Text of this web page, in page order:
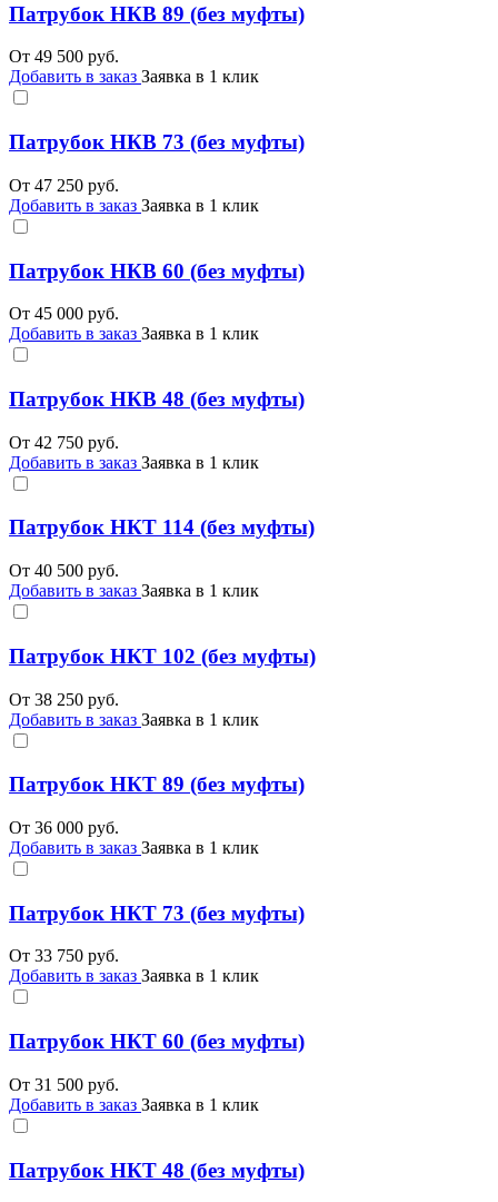
Патрубок НКВ 89 (без муфты)
От 49 500 руб.
Добавить в заказ Заявка в 1 клик
Патрубок НКВ 73 (без муфты)
От 47 250 руб.
Добавить в заказ Заявка в 1 клик
Патрубок НКВ 60 (без муфты)
От 45 000 руб.
Добавить в заказ Заявка в 1 клик
Патрубок НКВ 48 (без муфты)
От 42 750 руб.
Добавить в заказ Заявка в 1 клик
Патрубок НКТ 114 (без муфты)
От 40 500 руб.
Добавить в заказ Заявка в 1 клик
Патрубок НКТ 102 (без муфты)
От 38 250 руб.
Добавить в заказ Заявка в 1 клик
Патрубок НКТ 89 (без муфты)
От 36 000 руб.
Добавить в заказ Заявка в 1 клик
Патрубок НКТ 73 (без муфты)
От 33 750 руб.
Добавить в заказ Заявка в 1 клик
Патрубок НКТ 60 (без муфты)
От 31 500 руб.
Добавить в заказ Заявка в 1 клик
Патрубок НКТ 48 (без муфты)